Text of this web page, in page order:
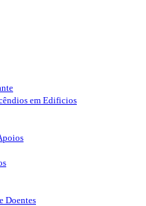
em Edificios
Doentes